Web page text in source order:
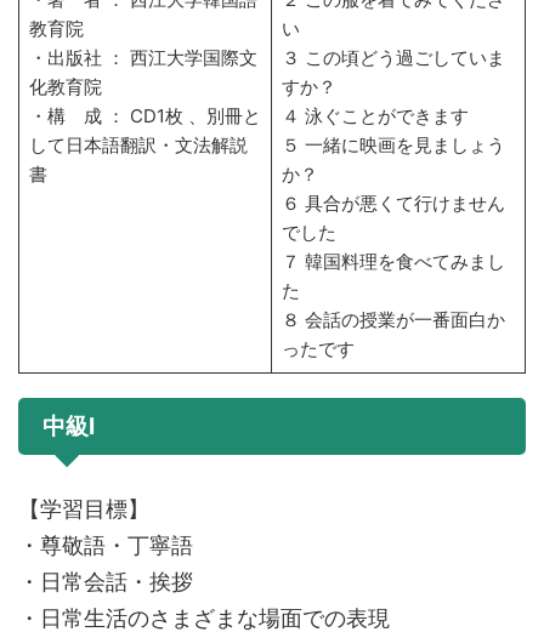
教育院
・出版社 ： 西江大学国際文
化教育院
・構 成 ： CD1枚 、別冊と
して日本語翻訳・文法解説
書
い
３ この頃どう過ごしていま
すか？
４ 泳ぐことができます
５ 一緒に映画を見ましょう
か？
６ 具合が悪くて行けません
でした
７ 韓国料理を食べてみまし
た
８ 会話の授業が一番面白か
ったです
中級Ⅰ
【学習目標】
・尊敬語・丁寧語
・日常会話・挨拶
・日常生活のさまざまな場面での表現